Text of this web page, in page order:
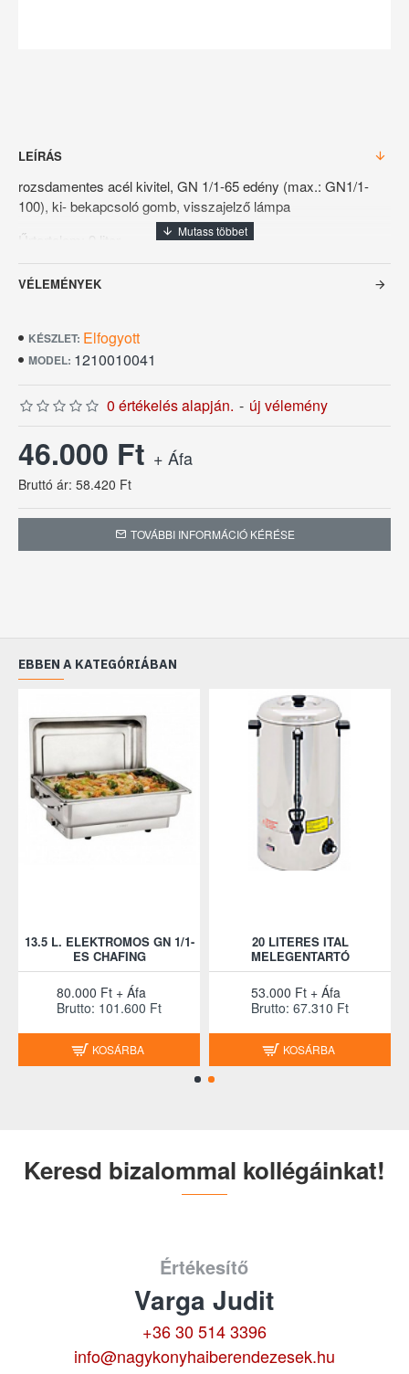
LEÍRÁS
rozsdamentes acél kivitel, GN 1/1-65 edény (max.: GN1/1-
100), ki- bekapcsoló gomb, visszajelző lámpa
Űrtartalom: 9 liter
Hőmérséklet tartomány: 0 - 85°C
Teljesítmény: 0,9W
Méret:615x355x280h mm
VÉLEMÉNYEK
KÉSZLET: Elfogyott
MODEL: 1210010041
0 értékelés alapján. - új vélemény
46.000 Ft + Áfa
Bruttó ár: 58.420 Ft
TOVÁBBI INFORMÁCIÓ KÉRÉSE
EBBEN A KATEGÓRIÁBAN
13.5 L. ELEKTROMOS GN 1/1-
ES CHAFING
80.000 Ft + Áfa
Brutto: 101.600 Ft
KOSÁRBA
20 LITERES ITAL
MELEGENTARTÓ
53.000 Ft + Áfa
Brutto: 67.310 Ft
KOSÁRBA
Keresd bizalommal kollégáinkat!
Értékesítő
Varga Judit
+36 30 514 3396
info@nagykonyhaiberendezesek.hu